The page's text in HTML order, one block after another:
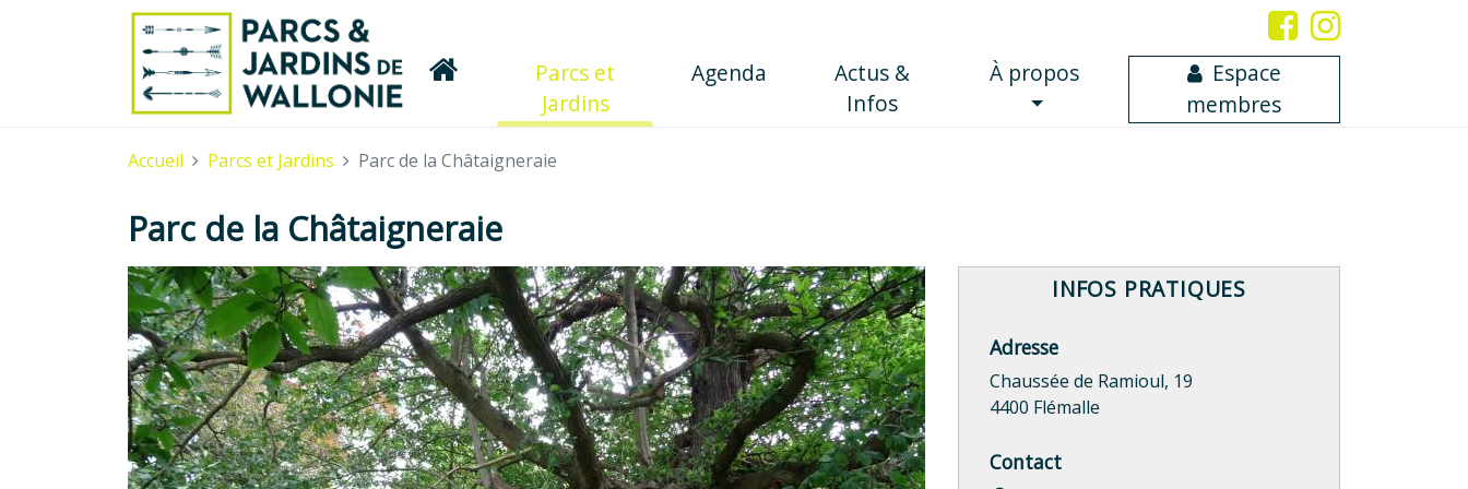
Parcs et
Jardins(current)
Agenda
Actus &
Infos
À propos
Espace
membres
Accueil Parcs et Jardins Parc de la Châtaigneraie
Parc de la Châtaigneraie
INFOS PRATIQUES
Adresse
Chaussée de Ramioul, 19
4400 Flémalle
Contact